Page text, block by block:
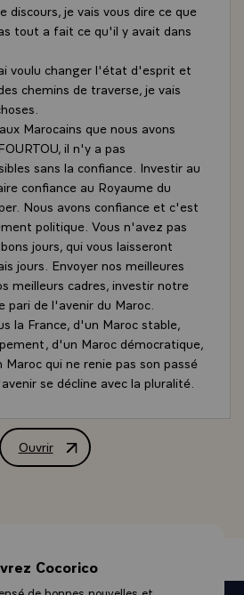
discours, je vais vous dire ce que
tout a fait ce qu'il y avait dans
voulu changer l'état d'esprit et
chemins de traverse, je vais
Marocains que nous avons
il n'y a pas
sans la confiance. Investir au
confiance au Royaume du
Nous avons confiance et c'est
politique. Vous n'avez pas
jours, qui vous laisseront
jours. Envoyer nos meilleures
meilleurs cadres, investir notre
de l'avenir du Maroc.
la France, d'un Maroc stable,
d'un Maroc démocratique,
qui ne renie pas son passé
se décline avec la pluralité.
est-ce que tu crois, est-ce que
parce qu'il n'y a pas
et ce sera l'échec de l'Europe.
sud de la Méditerranée sombre
développement et le terrorisme,
la frontière Nord de la
dans la sécurité ? Nous
Ouvrir
Déclaration de M. Nicolas Sarkozy,
Cocorico